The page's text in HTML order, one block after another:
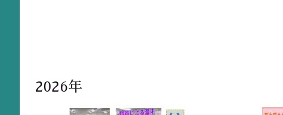
2026年